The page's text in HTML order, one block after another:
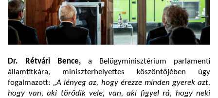
Dr. Rétvári Bence, a Belügyminisztérium parlamenti
államtitkára, miniszterhelyettes köszöntőjében úgy
fogalmazott: „A lényeg az, hogy érezze minden gyerek azt,
hogy van, aki törődik vele, van, aki figyel rá, hogy neki